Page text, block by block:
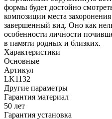
формы будет достойно
композиции места
завершенный вид. Оно как
особенности личности
в памяти родных и близких.
Характеристики
Основные
Артикул
LK1132
Другие параметры
Гарантия материал
50 лет
Гарантия установка